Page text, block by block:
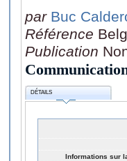
par Buc
Référence
Publication
DÉTAILS
Informations sur